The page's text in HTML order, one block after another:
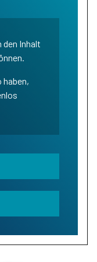
den Inhalt
haben,